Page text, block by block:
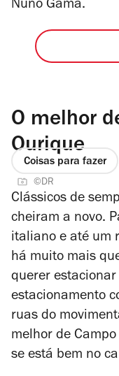
Nuno Gama.
O melhor
Ourique
Coisas para fazer
©DR
Clássicos de
cheiram a novo.
italiano e até um
há muito mais
querer
estacionamento
ruas do
melhor de
se está bem no